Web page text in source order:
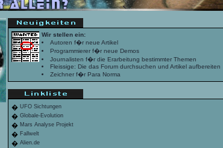
Wir stellen ein:
Autoren f�r neue Artikel
Programmierer f�r neue Demos
Journalisten f�r die Erarbeitung bestimmter Themen
Fleissige: Die das Forum durchsuchen und Artikel aufbereiten
Zeichner f�r Para Norma
� UFO Sichtungen
� Globale-Evolution
� Mars Analyse Projekt
� Fallwelt
� Alien.de